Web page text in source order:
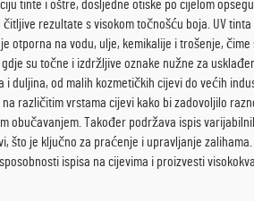
tinte i oštre, dosljedne otiske po cijelom
rezultate s visokom točnošću boja. UV
otporna na vodu, ulje, kemikalije i trošenje,
su točne i izdržljive oznake nužne za
duljina, od malih kozmetičkih cijevi do većih
različitim vrstama cijevi kako bi zadovoljilo
obučavanjem. Također podržava ispis
što je ključno za praćenje i upravljanje
ispisa na cijevima i proizvesti